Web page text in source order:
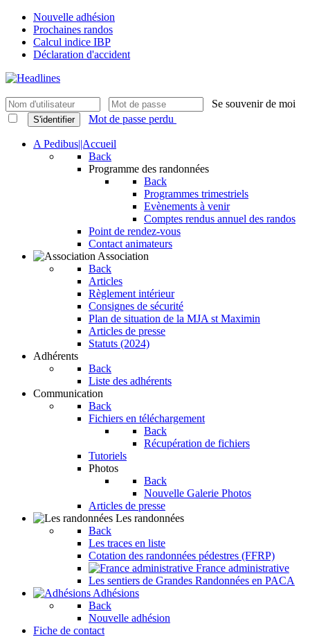
Nouvelle adhésion
Prochaines randos
Calcul indice IBP
Déclaration d'accident
Se souvenir de moi
S'identifier Mot de passe perdu
A Pedibus||Accueil
Back
Programme des randonnées
Back
Programmes trimestriels
Evènements à venir
Comptes rendus annuel des randos
Point de rendez-vous
Contact animateurs
Association
Back
Articles
Règlement intérieur
Consignes de sécurité
Plan de situation de la MJA st Maximin
Articles de presse
Statuts (2024)
Adhérents
Back
Liste des adhérents
Communication
Back
Fichiers en téléchargement
Back
Récupération de fichiers
Tutoriels
Photos
Back
Nouvelle Galerie Photos
Articles de presse
Les randonnées
Back
Les traces en liste
Cotation des randonnées pédestres (FFRP)
France administrative
Les sentiers de Grandes Randonnées en PACA
Adhésions
Back
Nouvelle adhésion
Fiche de contact